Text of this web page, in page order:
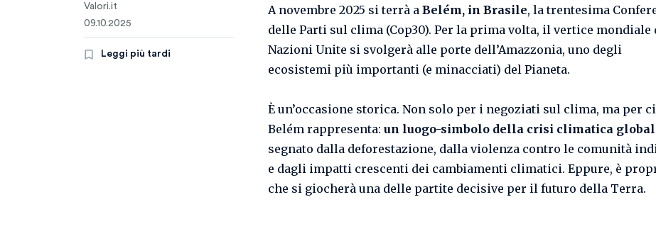
Valori.it
09.10.2025
Leggi più tardi
A novembre 2025 si terrà a Belém, in Brasile, la trentesima
delle Parti sul clima (Cop30). Per la prima volta, il vertice mondiale
Nazioni Unite si svolgerà alle porte dell’Amazzonia, uno degli
ecosistemi più importanti (e minacciati) del Pianeta.
È un’occasione storica. Non solo per i negoziati sul clima, ma per
Belém rappresenta: un luogo-simbolo della crisi climatica
segnato dalla deforestazione, dalla violenza contro le comunità
e dagli impatti crescenti dei cambiamenti climatici. Eppure, è
che si giocherà una delle partite decisive per il futuro della Terra.